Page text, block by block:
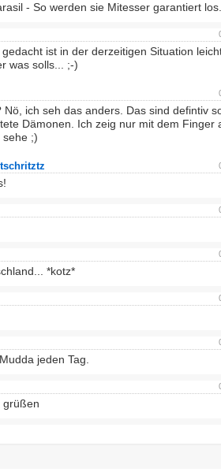
- So werden sie Mitesser garantiert los.
ist in der derzeitigen Situation
was solls... ;-)
Nö, ich seh das anders. Das sind defintiv
Dämonen. Ich zeig nur mit dem Finger
sehe ;)
*kotz*
jeden Tag.
grüßen